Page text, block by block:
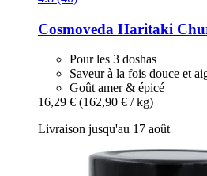
Cosmoveda Haritaki
Pour les 3 doshas
Saveur à la fois douce et
Goût amer & épicé
16,29 € (162,90 € / kg)
Livraison jusqu'au 17 août